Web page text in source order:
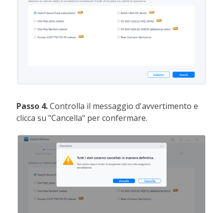
Passo 4.Controlla il messaggio d'avvertimento e
clicca su "Cancella" per confermare.